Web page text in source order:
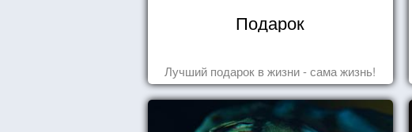
Подарок
Лучший подарок в жизни - сама жизнь!